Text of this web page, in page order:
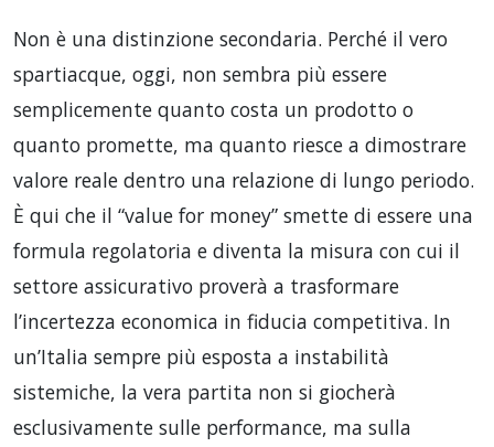
Non è una distinzione secondaria. Perché il vero
spartiacque, oggi, non sembra più essere
semplicemente quanto costa un prodotto o
quanto promette, ma quanto riesce a dimostrare
valore reale dentro una relazione di lungo periodo.
È qui che il “value for money” smette di essere una
formula regolatoria e diventa la misura con cui il
settore assicurativo proverà a trasformare
l’incertezza economica in fiducia competitiva. In
un’Italia sempre più esposta a instabilità
sistemiche, la vera partita non si giocherà
esclusivamente sulle performance, ma sulla